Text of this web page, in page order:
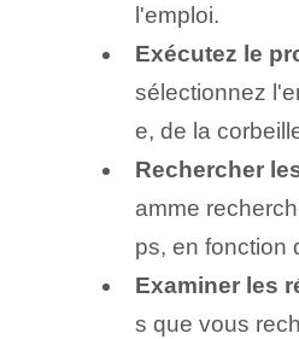
l'emploi.
Exécutez le
sélectionnez
e, de la
Rechercher
amme
ps, en fonction
Examiner les
s que vous